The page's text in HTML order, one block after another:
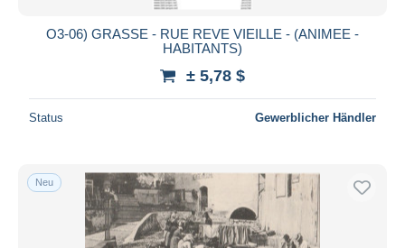
O3-06) GRASSE - RUE REVE VIEILLE - (ANIMEE -
HABITANTS)
± 5,78 $
Status Gewerblicher Händler
Neu